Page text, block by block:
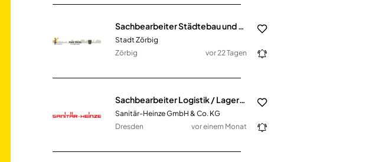
Stadt Zörbig
Zörbig
vor 22 Tagen
Sachbearbeiter Logistik / Lagerbüro (m/w/d)
Sanitär-Heinze GmbH & Co. KG
Dresden
vor einem Monat